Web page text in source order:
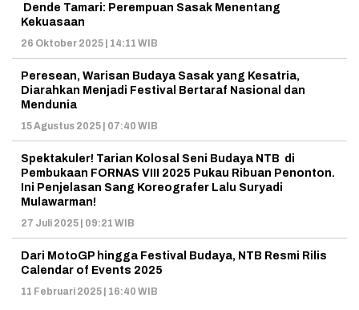
Dende Tamari: Perempuan Sasak Menentang
Kekuasaan
26 Oktober 2025 | 14:11 WIB
Peresean, Warisan Budaya Sasak yang Kesatria,
Diarahkan Menjadi Festival Bertaraf Nasional dan
Mendunia
15 Agustus 2025 | 07:40 WIB
Spektakuler! Tarian Kolosal Seni Budaya NTB di
Pembukaan FORNAS VIII 2025 Pukau Ribuan Penonton.
Ini Penjelasan Sang Koreografer Lalu Suryadi
Mulawarman!
27 Juli 2025 | 09:21 WIB
Dari MotoGP hingga Festival Budaya, NTB Resmi Rilis
Calendar of Events 2025
11 Februari 2025 | 16:40 WIB